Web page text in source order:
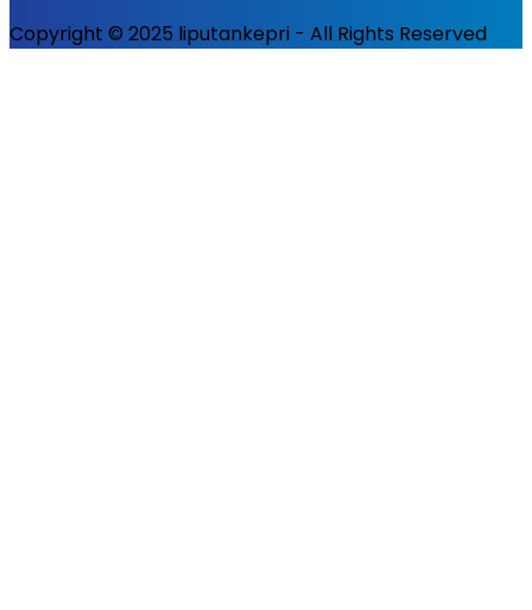
Copyright © 2025 liputankepri - All Rights Reserved